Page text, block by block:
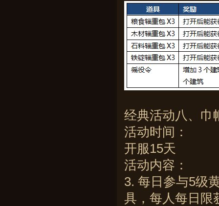
经典活动八、巾
活动时间：
开服15天
活动内容：
3. 每日参与5级
具，每人每日限